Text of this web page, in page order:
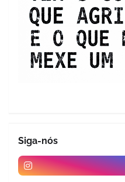
Siga-nós